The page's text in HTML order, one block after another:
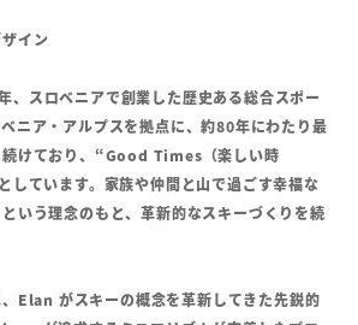
イン
スロベニアで創業した歴史ある総合スポー
ニア・アルプスを拠点に、約80年にわたり最
続けており、“Good Times（楽しい時
しています。家族や仲間と山で過ごす幸福な
いう理念のもと、革新的なスキーづくりを続
Elan がスキーの概念を革新してきた先鋭的